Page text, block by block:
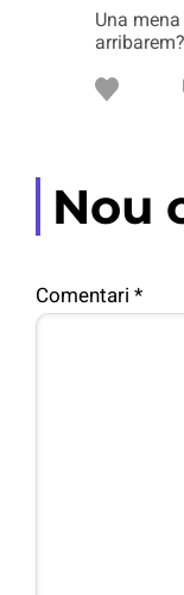
Una
arribarem?
Nou
Comentari *